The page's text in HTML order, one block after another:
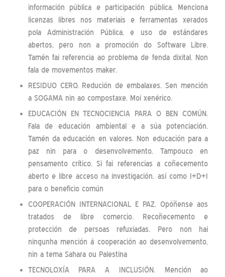
información pública e participación pública. Menciona
licenzas libres nos materiais e ferramentas xerados
pola Administración Pública, e uso de estándares
abertos, pero non a promoción do Software Libre.
Tamén fai referencia ao problema de fenda dixital. Non
fala de movementos maker.
RESIDUO CERO. Redución de embalaxes. Sen mención
a SOGAMA nin ao compostaxe. Moi xenérico.
EDUCACIÓN EN TECNOCIENCIA PARA O BEN COMÚN.
Fala de educación ambiental e a súa potenciación.
Tamén da educación en valores. Non educación para a
paz nin para o desenvolvemento. Tampouco en
pensamento crítico. Si fai referencias a coñecemento
aberto e libre acceso na investigación, así como I+D+I
para o beneficio común
COOPERACIÓN INTERNACIONAL E PAZ. Opóñense aos
tratados de libre comercio. Recoñecemento e
protección de persoas refuxiadas. Pero non hai
ningunha mención á cooperación ao desenvolvemento,
nin a tema Sahara ou Palestina
TECNOLOXÍA PARA A INCLUSIÓN. Mención ao